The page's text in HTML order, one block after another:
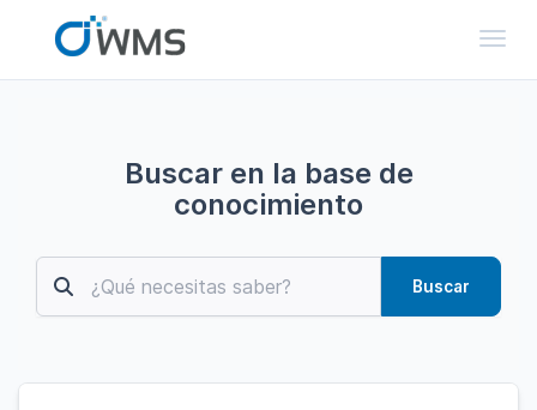
Buscar en la base de
conocimiento
Buscar